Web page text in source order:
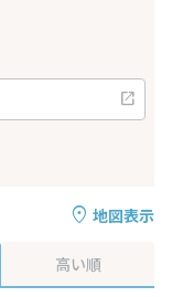
地図表示
高い順